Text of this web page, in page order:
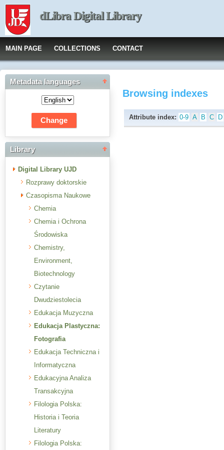
dLibra Digital Library
MAIN PAGE COLLECTIONS CONTACT
Metadata languages
Library
Digital Library UJD
Rozprawy doktorskie
Czasopisma Naukowe
Chemia
Chemia i Ochrona
Środowiska
Chemistry,
Environment,
Biotechnology
Czytanie
Dwudziestolecia
Edukacja Muzyczna
Edukacja Plastyczna:
Fotografia
Edukacja Techniczna i
Informatyczna
Edukacyjna Analiza
Transakcyjna
Filologia Polska:
Historia i Teoria
Literatury
Filologia Polska:
Browsing indexes
Attribute index: 0-9 A B C D